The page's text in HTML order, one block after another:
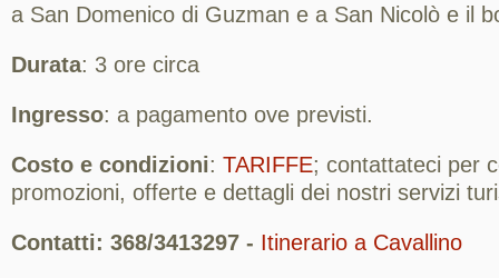
a San Domenico di Guzman e a San Nicolò e il
Durata: 3 ore circa
Ingresso: a pagamento ove previsti.
Costo e condizioni: TARIFFE; contattateci per
promozioni, offerte e dettagli dei nostri servizi
Contatti: 368/3413297 - Itinerario a Cavallino